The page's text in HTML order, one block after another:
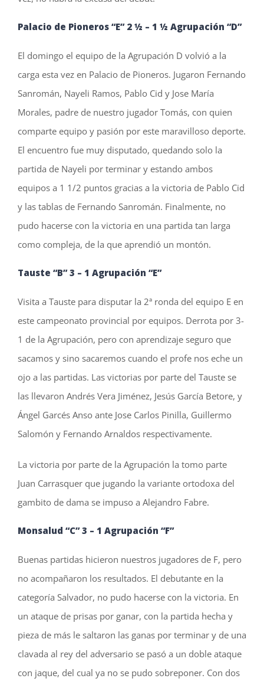
Palacio de Pioneros “E” 2 ½ – 1 ½ Agrupación “D”
El domingo el equipo de la Agrupación D volvió a la
carga esta vez en Palacio de Pioneros. Jugaron Fernando
Sanromán, Nayeli Ramos, Pablo Cid y Jose María
Morales, padre de nuestro jugador Tomás, con quien
comparte equipo y pasión por este maravilloso deporte.
El encuentro fue muy disputado, quedando solo la
partida de Nayeli por terminar y estando ambos
equipos a 1 1/2 puntos gracias a la victoria de Pablo Cid
y las tablas de Fernando Sanromán. Finalmente, no
pudo hacerse con la victoria en una partida tan larga
como compleja, de la que aprendió un montón.
Tauste “B” 3 – 1 Agrupación “E”
Visita a Tauste para disputar la 2ª ronda del equipo E en
este campeonato provincial por equipos. Derrota por 3-
1 de la Agrupación, pero con aprendizaje seguro que
sacamos y sino sacaremos cuando el profe nos eche un
ojo a las partidas. Las victorias por parte del Tauste se
las llevaron Andrés Vera Jiménez, Jesús García Betore, y
Ángel Garcés Anso ante Jose Carlos Pinilla, Guillermo
Salomón y Fernando Arnaldos respectivamente.
La victoria por parte de la Agrupación la tomo parte
Juan Carrasquer que jugando la variante ortodoxa del
gambito de dama se impuso a Alejandro Fabre.
Monsalud “C”3 – 1 Agrupación “F”
Buenas partidas hicieron nuestros jugadores de F, pero
no acompañaron los resultados. El debutante en la
categoría Salvador, no pudo hacerse con la victoria. En
un ataque de prisas por ganar, con la partida hecha y
pieza de más le saltaron las ganas por terminar y de una
clavada al rey del adversario se pasó a un doble ataque
con jaque, del cual ya no se pudo sobreponer. Con dos